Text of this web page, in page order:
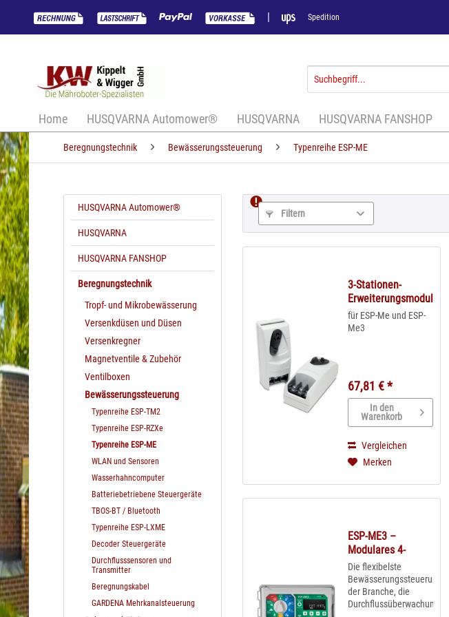
| Spedition
Home HUSQVARNA Automower® HUSQVARNA HUSQVARNA FANSHOP
Beregnungstechnik Bewässerungssteuerung Typenreihe ESP-ME
HUSQVARNA Automower®
HUSQVARNA
HUSQVARNA FANSHOP
Beregnungstechnik
Tropf- und Mikrobewässerung
Versenkdüsen und Düsen
Versenkregner
Magnetventile & Zubehör
Ventilboxen
Bewässerungssteuerung
Typenreihe ESP-TM2
Typenreihe ESP-RZXe
Typenreihe ESP-ME
WLAN und Sensoren
Wasserhahncomputer
Batteriebetriebene Steuergeräte
TBOS-BT / Bluetooth
Typenreihe ESP-LXME
Decoder Steuergeräte
Durchflusssensoren und
Transmitter
Beregnungskabel
GARDENA Mehrkanalsteuerung
Filtern
3-Stationen-
Erweiterungsmodul
für ESP-Me und ESP-
Me3
67,81 € *
In den
Warenkorb
Vergleichen
Merken
ESP-ME3 –
Modulares 4-
Stationen
Steuergerät....
Die flexibelste
Bewässerungssteuerung
der Branche, die
Durchflussüberwachung,